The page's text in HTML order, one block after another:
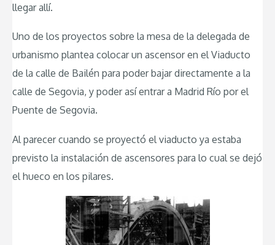
llegar allí.
Uno de los proyectos sobre la mesa de la delegada de
urbanismo plantea colocar un ascensor en el Viaducto
de la calle de Bailén para poder bajar directamente a la
calle de Segovia, y poder así entrar a Madrid Río por el
Puente de Segovia.
Al parecer cuando se proyectó el viaducto ya estaba
previsto la instalación de ascensores para lo cual se dejó
el hueco en los pilares.